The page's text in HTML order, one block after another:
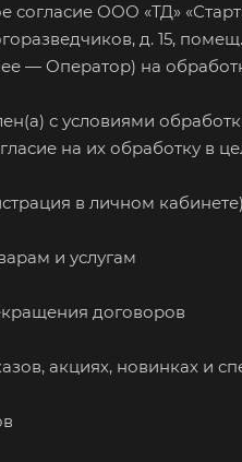
согласие ООО «ТД»
д. 15,
— Оператор) на
с условиями
на их обработку в
в личном
и услугам
договоров
акциях, новинках и